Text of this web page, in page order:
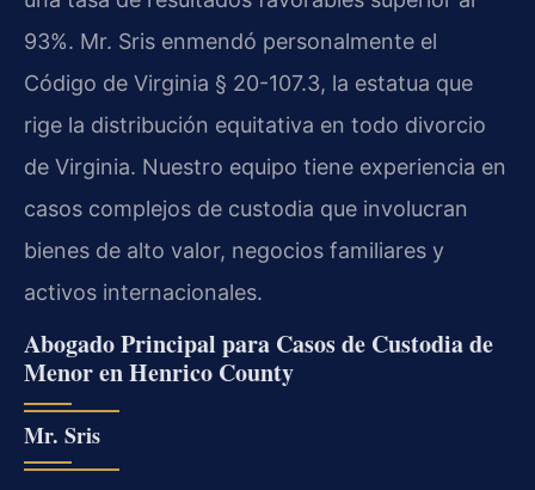
93%. Mr. Sris enmendó personalmente el
Código de Virginia § 20-107.3, la estatua que
rige la distribución equitativa en todo divorcio
de Virginia. Nuestro equipo tiene experiencia en
casos complejos de custodia que involucran
bienes de alto valor, negocios familiares y
activos internacionales.
Abogado Principal para Casos de Custodia de
Menor en Henrico County
Mr. Sris